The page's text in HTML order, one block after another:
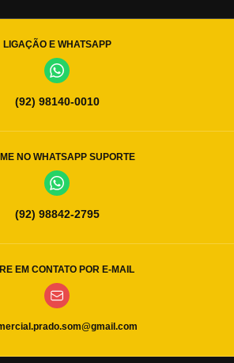
LIGAÇÃO E WHATSAPP
(92) 98140-0010
NO WHATSAPP SUPORTE
(92) 98842-2795
EM CONTATO POR E-MAIL